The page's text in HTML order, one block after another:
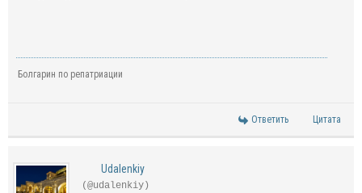
Болгарин по репатриации
Ответить Цитата
Udalenkiy
(@udalenkiy)